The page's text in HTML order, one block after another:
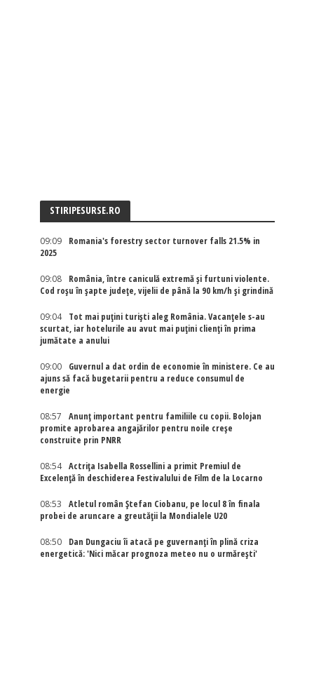
STIRIPESURSE.RO
09:09
Romania's forestry sector turnover falls 21.5% in
2025
09:08
România, între caniculă extremă și furtuni violente.
Cod roșu în șapte județe, vijelii de până la 90 km/h și grindină
09:04
Tot mai puțini turiști aleg România. Vacanțele s-au
scurtat, iar hotelurile au avut mai puțini clienți în prima
jumătate a anului
09:00
Guvernul a dat ordin de economie în ministere. Ce au
ajuns să facă bugetarii pentru a reduce consumul de
energie
08:57
Anunț important pentru familiile cu copii. Bolojan
promite aprobarea angajărilor pentru noile creșe
construite prin PNRR
08:54
Actriţa Isabella Rossellini a primit Premiul de
Excelenţă în deschiderea Festivalului de Film de la Locarno
08:53
Atletul român Ștefan Ciobanu, pe locul 8 în finala
probei de aruncare a greutății la Mondialele U20
08:50
Dan Dungaciu îi atacă pe guvernanți în plină criza
energetică: 'Nici măcar prognoza meteo nu o urmărești'